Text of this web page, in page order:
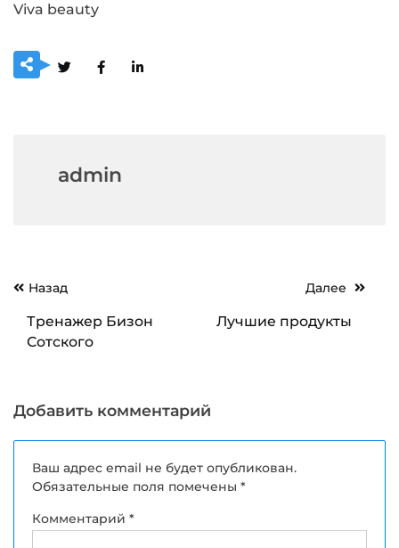
Viva beauty
admin
Навигация
записям
Назад
Тренажер Бизон
Сотского
Далее
Лучшие продукты
Добавить комментарий
Ваш адрес email не будет опубликован.
Обязательные поля помечены *
Комментарий *